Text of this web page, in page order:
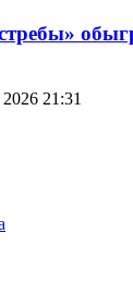
2026 21:31